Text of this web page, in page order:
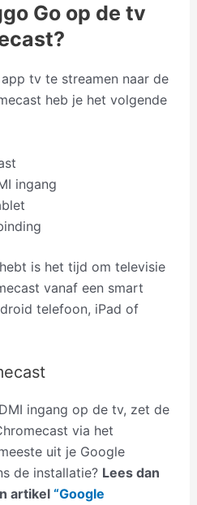
Go op de tv
tv te streamen naar de
heb je het volgende
ingang
is het tijd om televisie
vanaf een smart
telefoon, iPad of
ingang op de tv, zet de
via het
uit je Google
de installatie? Lees dan
artikel“Google